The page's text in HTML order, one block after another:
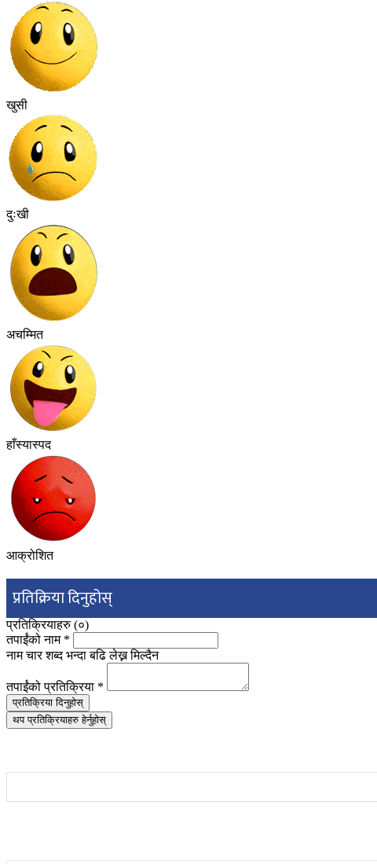
खुसी
दुःखी
अचम्मित
हाँस्यास्पद
आक्रोशित
प्रतिक्रिया दिनुहोस्
प्रतिक्रियाहरु (०)
तपाईंको नाम *
नाम चार शब्द भन्दा बढि लेख्न मिल्दैन
तपाईंको प्रतिक्रिया *
प्रतिक्रिया दिनुहोस्
थप प्रतिक्रियाहरु हेर्नुहोस्